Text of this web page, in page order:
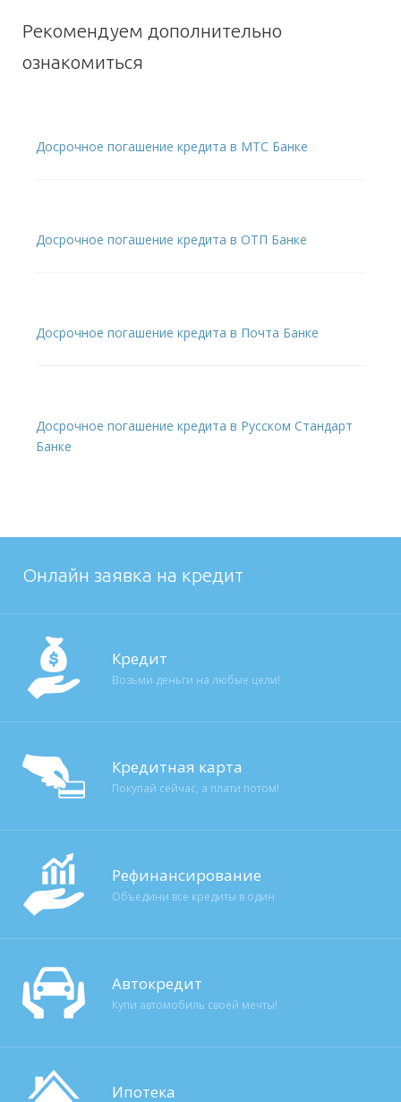
Рекомендуем дополнительно
ознакомиться
Досрочное погашение кредита в МТС Банке
Досрочное погашение кредита в ОТП Банке
Досрочное погашение кредита в Почта Банке
Досрочное погашение кредита в Русском Стандарт
Банке
Онлайн заявка на кредит
Кредит
Возьми деньги на любые цели!
Кредитная карта
Покупай сейчас, а плати потом!
Рефинансирование
Объедини все кредиты в один
Автокредит
Купи автомобиль своей мечты!
Ипотека